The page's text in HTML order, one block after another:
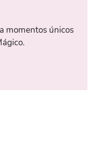
momentos únicos